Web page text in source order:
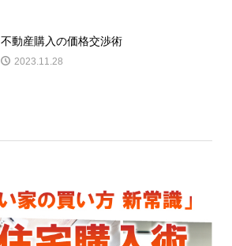
不動産購入の価格交渉術
2023.11.28